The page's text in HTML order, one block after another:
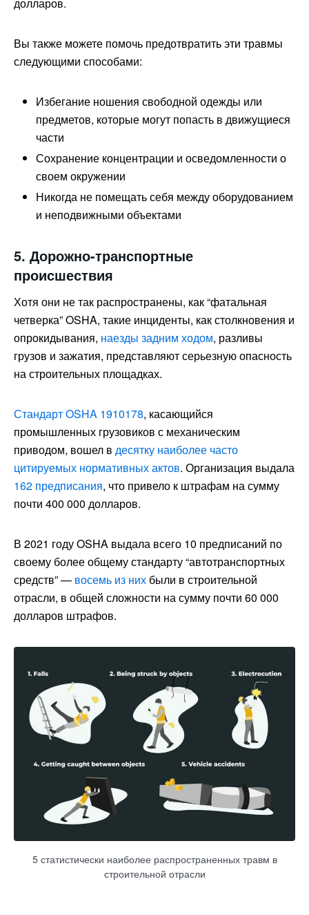
долларов.
Вы также можете помочь предотвратить эти травмы
следующими способами:
Избегание ношения свободной одежды или
предметов, которые могут попасть в движущиеся
части
Сохранение концентрации и осведомленности о
своем окружении
Никогда не помещать себя между оборудованием
и неподвижными объектами
5. Дорожно-транспортные
происшествия
Хотя они не так распространены, как “фатальная
четверка” OSHA, такие инциденты, как столкновения и
опрокидывания, наезды задним ходом, разливы
грузов и зажатия, представляют серьезную опасность
на строительных площадках.
Стандарт OSHA 1910178, касающийся
промышленных грузовиков с механическим
приводом, вошел в десятку наиболее часто
цитируемых нормативных актов. Организация выдала
162 предписания, что привело к штрафам на сумму
почти 400 000 долларов.
В 2021 году OSHA выдала всего 10 предписаний по
своему более общему стандарту “автотранспортных
средств” — восемь из них были в строительной
отрасли, в общей сложности на сумму почти 60 000
долларов штрафов.
5 статистически наиболее распространенных травм в
строительной отрасли